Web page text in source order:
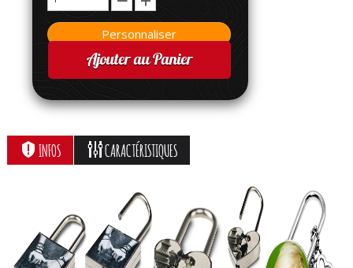
Ajouter au Panier
INFOS CARACTÉRISTIQUES